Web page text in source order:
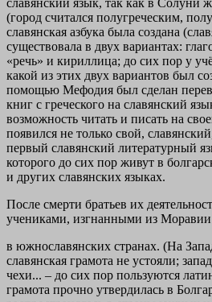
славянский язык, так как в Солуни
(город считался полугреческим,
славянская азбука была создана
существовала в двух вариантах:
«речь» и кириллица; до сих пор у
какой из этих двух вариантов был
помощью Мефодия был сделан
книг с греческого на славянский
возможность читать и писать на
появился не только свой,
первый славянский литературный
которого до сих пор живут в
и других славянских языках.
После смерти братьев их
учениками, изгнанными из Моравии
в южнославянских странах. (На
славянская грамота не устояли;
чехи... – до сих пор пользуются
грамота прочно утвердилась в